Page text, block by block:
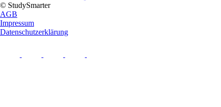
© StudySmarter
AGB
Impressum
Datenschutzerklärung